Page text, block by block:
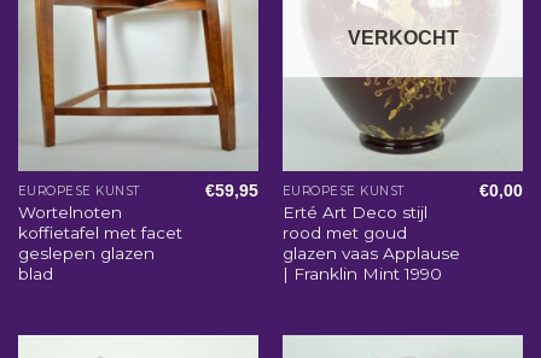
EUROPESE KUNST
Wortelnoten
koffietafel met facet
geslepen glazen
blad
€59,95
VERKOCHT
EUROPESE KUNST
Erté Art Deco stijl
rood met goud
glazen vaas Applause
| Franklin Mint 1990
€0,00